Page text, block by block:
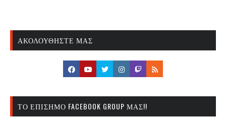
ΑΚΟΛΟΥΘΉΣΤΕ ΜΑΣ
ΤΟ ΕΠΊΣΗΜΟ FACEBOOK GROUP ΜΑΣ!!